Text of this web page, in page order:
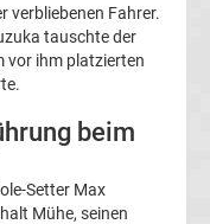
verbliebenen Fahrer.
tauschte der
vor ihm platzierten
beim
Setter Max
Mühe, seinen